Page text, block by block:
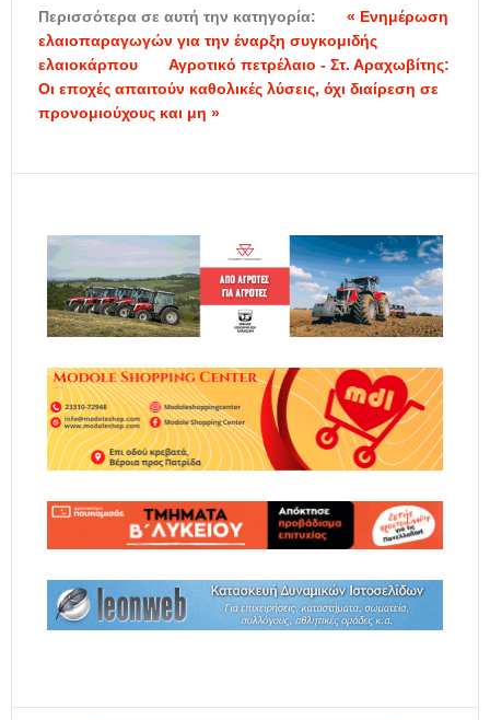
Περισσότερα σε αυτή την κατηγορία:
« Ενημέρωση
ελαιοπαραγωγών για την έναρξη συγκομιδής
ελαιοκάρπου
Αγροτικό πετρέλαιο - Στ. Αραχωβίτης:
Οι εποχές απαιτούν καθολικές λύσεις, όχι διαίρεση σε
προνομιούχους και μη »